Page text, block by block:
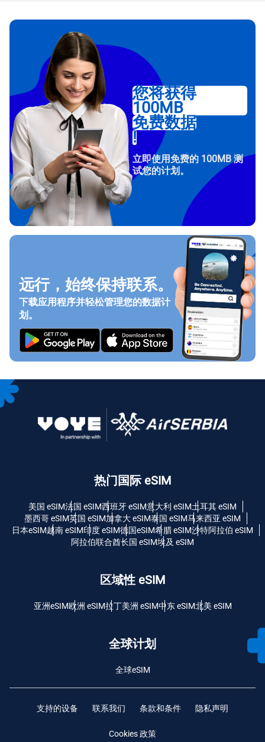
您将获得
100MB
免费数据
!
立即使用免费的 100MB 测
试您的计划。
远行，始终保持联系。
下载应用程序并轻松管理您的数据计
划。
热门国际 eSIM
美国 eSIM法国 eSIM西班牙 eSIM意大利 eSIM土耳其 eSIM
墨西哥 eSIM英国 eSIM加拿大 eSIM泰国 eSIM马来西亚 eSIM
日本eSIM越南 eSIM印度 eSIM德国eSIM希腊 eSIM沙特阿拉伯 eSIM
阿拉伯联合酋长国 eSIM埃及 eSIM
区域性 eSIM
亚洲eSIM欧洲 eSIM拉丁美洲 eSIM中东 eSIM北美 eSIM
全球计划
全球eSIM
支持的设备 联系我们 条款和条件 隐私声明
Cookies 政策